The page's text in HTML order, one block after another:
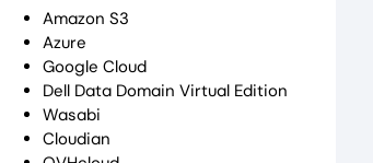
Amazon S3
Azure
Google Cloud
Dell Data Domain Virtual Edition
Wasabi
Cloudian